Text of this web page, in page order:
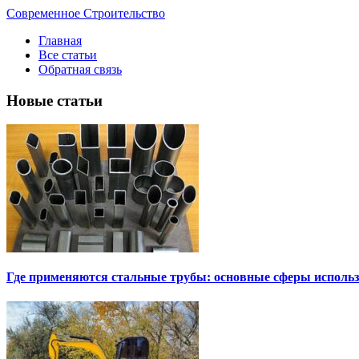
Современное Строительство
Главная
Все статьи
Обратная связь
Новые статьи
Где применяются стальные трубы: основные сферы